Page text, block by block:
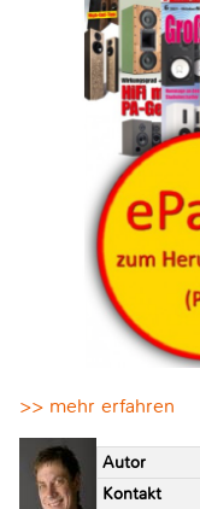
>> mehr erfahren
Autor
Kontakt